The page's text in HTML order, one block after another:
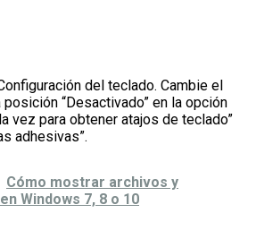
del teclado. Cambie el
“Desactivado” en la opción
vez para obtener atajos de teclado”
adhesivas”.
Cómo mostrar archivos y
Windows 7, 8 o 10